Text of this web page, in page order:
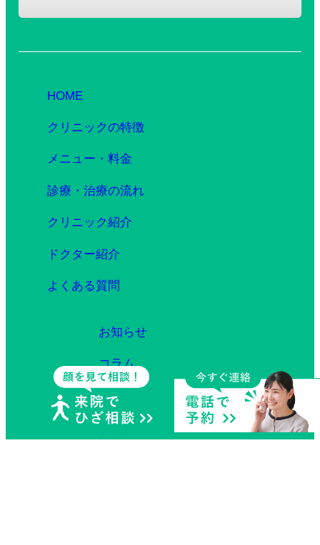
HOME
クリニックの特徴
メニュー・料金
診療・治療の流れ
クリニック紹介
ドクター紹介
よくある質問
お知らせ
コラム
症例
予約フォーム